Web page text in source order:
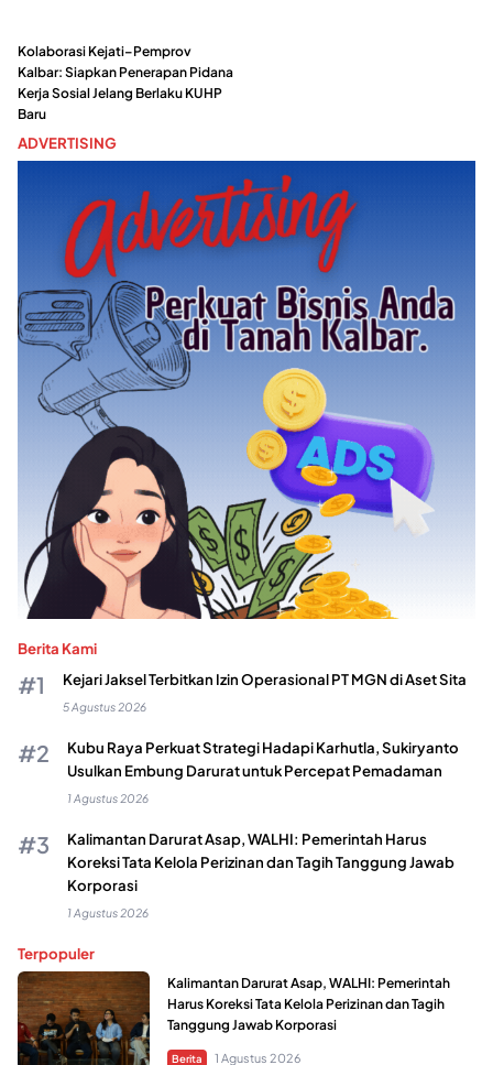
Kolaborasi Kejati–Pemprov
Kalbar: Siapkan Penerapan Pidana
Kerja Sosial Jelang Berlaku KUHP
Baru
ADVERTISING
Berita Kami
Kejari Jaksel Terbitkan Izin Operasional PT MGN di Aset Sita
5 Agustus 2026
Kubu Raya Perkuat Strategi Hadapi Karhutla, Sukiryanto
Usulkan Embung Darurat untuk Percepat Pemadaman
1 Agustus 2026
Kalimantan Darurat Asap, WALHI: Pemerintah Harus
Koreksi Tata Kelola Perizinan dan Tagih Tanggung Jawab
Korporasi
1 Agustus 2026
Terpopuler
Kalimantan Darurat Asap, WALHI: Pemerintah
Harus Koreksi Tata Kelola Perizinan dan Tagih
Tanggung Jawab Korporasi
Berita 1 Agustus 2026